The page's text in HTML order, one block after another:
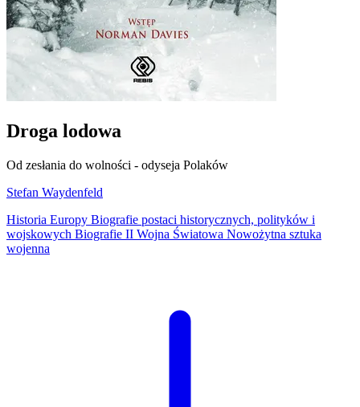
Droga lodowa
Od zesłania do wolności - odyseja Polaków
Stefan Waydenfeld
Historia Europy Biografie postaci historycznych, polityków i
wojskowych Biografie II Wojna Światowa Nowożytna sztuka
wojenna